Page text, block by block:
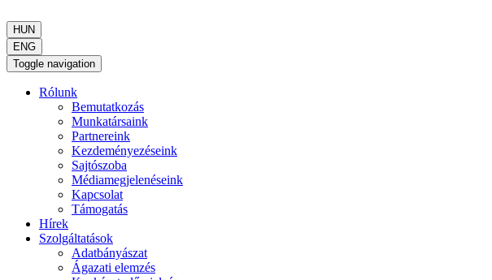
HUN
ENG
Toggle navigation
Rólunk
Bemutatkozás
Munkatársaink
Partnereink
Kezdeményezéseink
Sajtószoba
Médiamegjelenéseink
Kapcsolat
Támogatás
Hírek
Szolgáltatások
Adatbányászat
Ágazati elemzés